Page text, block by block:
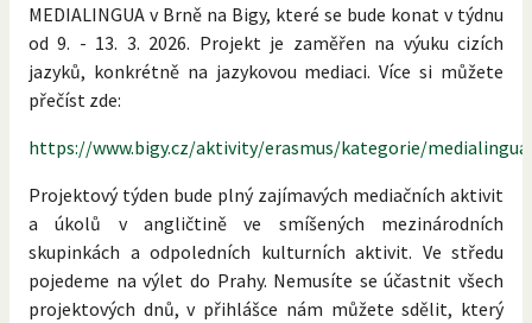
MEDIALINGUA v Brně na Bigy, které se bude konat v týdnu
od 9. - 13. 3. 2026. Projekt je zaměřen na výuku cizích
jazyků, konkrétně na jazykovou mediaci. Více si můžete
přečíst zde:
https://www.bigy.cz/aktivity/erasmus/kategorie/
Projektový týden bude plný zajímavých mediačních aktivit
a úkolů v angličtině ve smíšených mezinárodních
skupinkách a odpoledních kulturních aktivit. Ve středu
pojedeme na výlet do Prahy. Nemusíte se účastnit všech
projektových dnů, v přihlášce nám můžete sdělit, který